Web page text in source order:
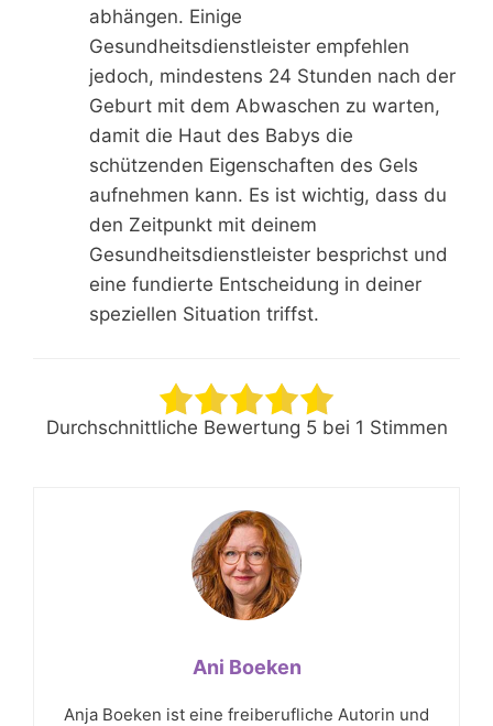
abhängen. Einige
Gesundheitsdienstleister empfehlen
jedoch, mindestens 24 Stunden nach der
Geburt mit dem Abwaschen zu warten,
damit die Haut des Babys die
schützenden Eigenschaften des Gels
aufnehmen kann. Es ist wichtig, dass du
den Zeitpunkt mit deinem
Gesundheitsdienstleister besprichst und
eine fundierte Entscheidung in deiner
speziellen Situation triffst.
Durchschnittliche Bewertung 5bei 1 Stimmen
Ani Boeken
Anja Boeken ist eine freiberufliche Autorin und